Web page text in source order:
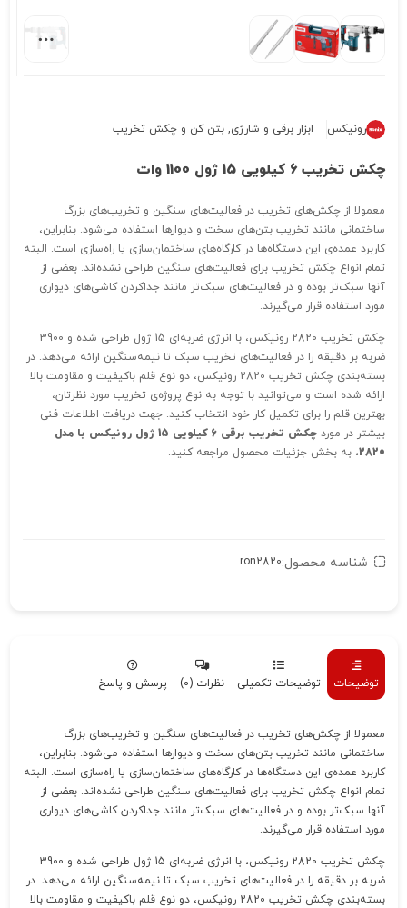
رونیکس ابزار برقی و شارژی,بتن کن و چکش تخریب
چکش تخریب 6 کیلویی 15 ژول 1100 وات
معمولا از چکش‌های تخریب در فعالیت‌های سنگین و تخریب‌های بزرگ
ساختمانی مانند تخریب بتن‌های سخت و دیوارها استفاده می‌شود. بنابراین،
کاربرد عمده‌ی این دستگاه‌ها در کارگاه‌های ساختمان‌سازی یا راه‌سازی است. البته
تمام انواع چکش تخریب‌ برای فعالیت‌های سنگین طراحی نشده‌اند. بعضی از
آنها سبک‌تر بوده و در فعالیت‌های سبک‌تر مانند جداکردن کاشی‌های دیواری
مورد استفاده قرار می‌گیرند.
چکش تخریب 2820 رونیکس، با انرژی ضربه‌ای 15 ژول طراحی شده و 3900
ضربه بر دقیقه را در فعالیت‌های تخریب سبک تا نیمه‌سنگین ارائه می‌دهد. در
بسته‌بندی چکش تخریب 2820 رونیکس، دو نوع قلم باکیفیت و مقاومت بالا
ارائه شده است و می‌توانید با توجه به نوع پروژه‌ی تخریب مورد نظرتان،
بهترین قلم را برای تکمیل کار خود انتخاب کنید. جهت دریافت اطلاعات فنی
بیشتر در مورد
چکش تخریب برقی 6 کیلویی 15 ژول رونیکس با مدل
2820، به بخش جزئیات محصول مراجعه کنید.
شناسه محصول:ron2820
توضیحات توضیحات تکمیلی نظرات (0) پرسش و پاسخ
معمولا از چکش‌های تخریب در فعالیت‌های سنگین و تخریب‌های بزرگ
ساختمانی مانند تخریب بتن‌های سخت و دیوارها استفاده می‌شود. بنابراین،
کاربرد عمده‌ی این دستگاه‌ها در کارگاه‌های ساختمان‌سازی یا راه‌سازی است. البته
تمام انواع چکش تخریب‌ برای فعالیت‌های سنگین طراحی نشده‌اند. بعضی از
آنها سبک‌تر بوده و در فعالیت‌های سبک‌تر مانند جداکردن کاشی‌های دیواری
مورد استفاده قرار می‌گیرند.
چکش تخریب 2820 رونیکس، با انرژی ضربه‌ای 15 ژول طراحی شده و 3900
ضربه بر دقیقه را در فعالیت‌های تخریب سبک تا نیمه‌سنگین ارائه می‌دهد. در
بسته‌بندی چکش تخریب 2820 رونیکس، دو نوع قلم باکیفیت و مقاومت بالا